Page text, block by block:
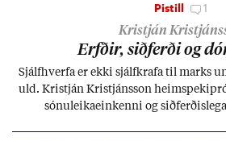
Pistill 1
Kristján
Erfð­ir, sið­ferði og
Sjálf­hverfa er ekki sjálf­krafa til marks
uld. Kristján Kristjáns­son
sónu­leika­ein­kenni og